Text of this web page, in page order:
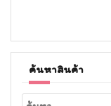
ค้นหาสินค้า
ค้นหา